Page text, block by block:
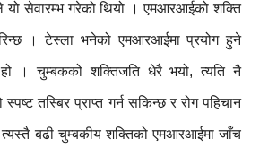
सेवारम्भ गरेको थियो । एमआरआईको शक्ति
। टेस्ला भनेको एमआरआईमा प्रयोग हुने
। चुम्बकको शक्तिजति धेरै भयो, त्यति नै
तस्बिर प्राप्त गर्न सकिन्छ र रोग पहिचान
बढी चुम्बकीय शक्तिको एमआरआईमा जाँच